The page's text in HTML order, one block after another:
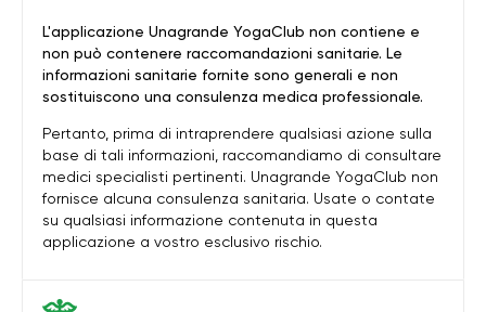
L'applicazione Unagrande YogaClub non contiene e
non può contenere raccomandazioni sanitarie. Le
informazioni sanitarie fornite sono generali e non
sostituiscono una consulenza medica professionale.
Pertanto, prima di intraprendere qualsiasi azione sulla
base di tali informazioni, raccomandiamo di consultare
medici specialisti pertinenti. Unagrande YogaClub non
fornisce alcuna consulenza sanitaria. Usate o contate
su qualsiasi informazione contenuta in questa
applicazione a vostro esclusivo rischio.